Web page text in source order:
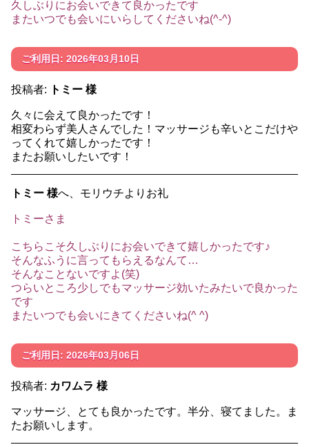
久しぶりにお会いできて良かったです
またいつでも会いにいらしてくださいね(^-^)
ご利用日: 2026年03月10日
投稿者: トミー 様
久々に会えて良かったです！
相変わらず美人さんでした！マッサージも辛いとこだけや
ってくれて嬉しかったです！
またお願いしたいです！
トミー 様へ、モリウチよりお礼
トミーさま
こちらこそ久しぶりにお会いできて嬉しかったです♪
そんなふうに言ってもらえるなんて…
そんなことないですよ(笑)
つらいところ少しでもマッサージ効いたみたいで良かった
です
またいつでも会いにきてくださいね(^ ^)
ご利用日: 2026年03月06日
投稿者: カワムラ 様
マッサージ、とても良かったです。半分、寝てました。ま
たお願いします。